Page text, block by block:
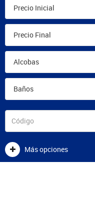
Más opciones